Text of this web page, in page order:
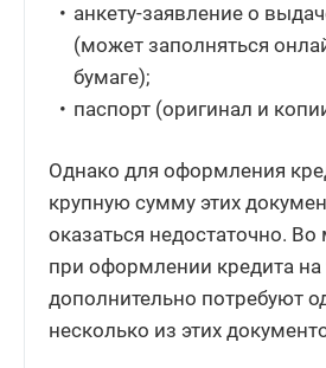
анкету-заявление о
(может заполняться
бумаге);
паспорт (оригинал и
Однако для оформления
крупную сумму этих
оказаться недостаточно. Во
при оформлении кредита на
дополнительно потребуют
несколько из этих